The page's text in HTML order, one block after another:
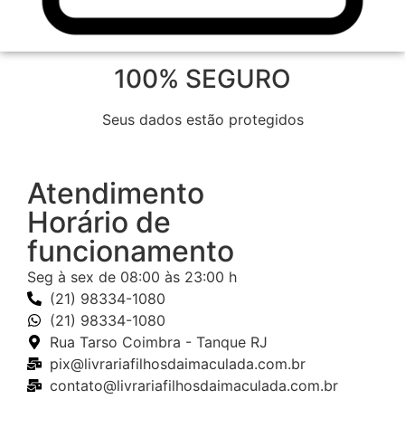
100% SEGURO
Seus dados estão protegidos
Atendimento
Horário de
funcionamento
Seg à sex de 08:00 às 23:00 h
(21) 98334-1080
(21) 98334-1080
Rua Tarso Coimbra - Tanque RJ
pix@livrariafilhosdaimaculada.com.br
contato@livrariafilhosdaimaculada.com.br